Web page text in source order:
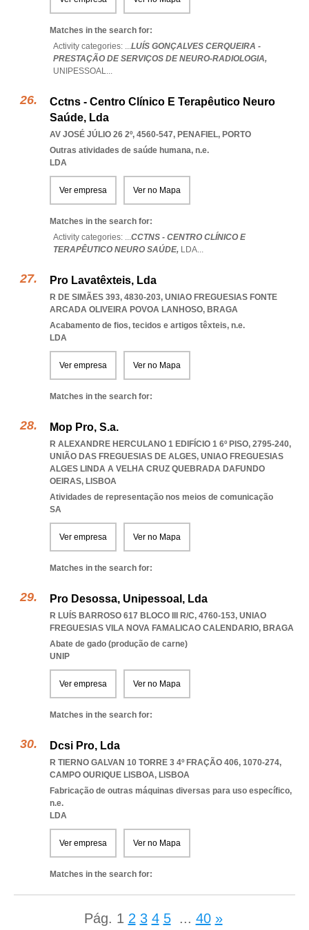
Matches in the search for:
Activity categories: ...LUÍS GONÇALVES CERQUEIRA -
PRESTAÇÃO DE SERVIÇOS DE NEURO-RADIOLOGIA,
UNIPESSOAL...
Cctns - Centro Clínico E Terapêutico Neuro
Saúde, Lda
AV JOSÉ JÚLIO 26 2º, 4560-547, PENAFIEL, PORTO
Outras atividades de saúde humana, n.e.
LDA
Ver empresa Ver no Mapa
Matches in the search for:
Activity categories: ...CCTNS - CENTRO CLÍNICO E
TERAPÊUTICO NEURO SAÚDE, LDA...
Pro Lavatêxteis, Lda
R DE SIMÃES 393, 4830-203, UNIAO FREGUESIAS FONTE
ARCADA OLIVEIRA POVOA LANHOSO, BRAGA
Acabamento de fios, tecidos e artigos têxteis, n.e.
LDA
Ver empresa Ver no Mapa
Matches in the search for:
Mop Pro, S.a.
R ALEXANDRE HERCULANO 1 EDIFÍCIO 1 6º PISO, 2795-240,
UNIÃO DAS FREGUESIAS DE ALGES, UNIAO FREGUESIAS
ALGES LINDA A VELHA CRUZ QUEBRADA DAFUNDO
OEIRAS, LISBOA
Atividades de representação nos meios de comunicação
SA
Ver empresa Ver no Mapa
Matches in the search for:
Pro Desossa, Unipessoal, Lda
R LUÍS BARROSO 617 BLOCO III R/C, 4760-153, UNIAO
FREGUESIAS VILA NOVA FAMALICAO CALENDARIO, BRAGA
Abate de gado (produção de carne)
UNIP
Ver empresa Ver no Mapa
Matches in the search for:
Dcsi Pro, Lda
R TIERNO GALVAN 10 TORRE 3 4º FRAÇÃO 406, 1070-274,
CAMPO OURIQUE LISBOA, LISBOA
Fabricação de outras máquinas diversas para uso específico,
n.e.
LDA
Ver empresa Ver no Mapa
Matches in the search for:
Pág. 1 2 3 4 5 ... 40 »